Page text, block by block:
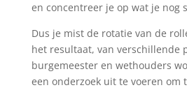
en concentreer je op wat je nog
Dus je mist de rotatie van de
het resultaat, van verschillende
burgemeester en wethouders
een onderzoek uit te voeren om